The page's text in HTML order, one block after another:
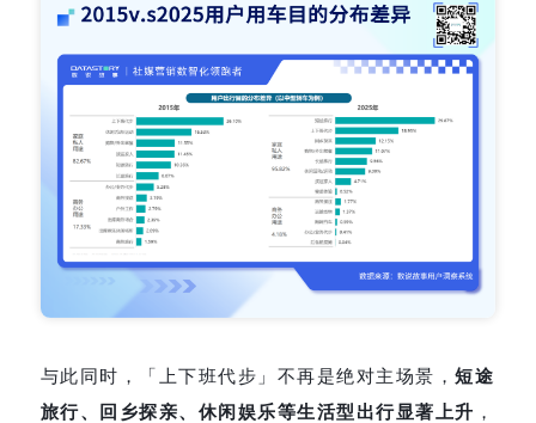
与此同时，「上下班代步」不再是绝对主场景，短途
旅行、回乡探亲、休闲娱乐等生活型出行显著上升 ，